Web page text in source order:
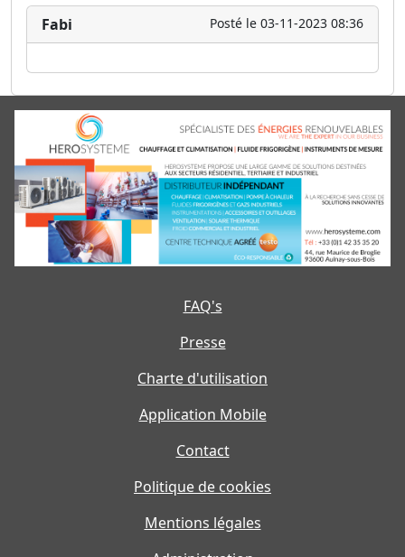
Fabi Posté le 03-11-2023 08:36
FAQ's
Presse
Charte d'utilisation
Application Mobile
Contact
Politique de cookies
Mentions légales